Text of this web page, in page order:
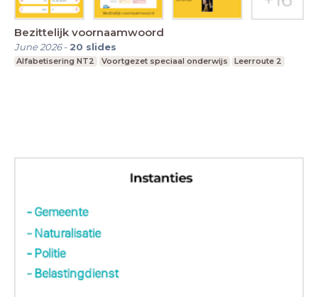
Bezittelijk voornaamwoord
June 2026- 20 slides
Alfabetisering NT2 Voortgezet speciaal onderwijs Leerroute 2